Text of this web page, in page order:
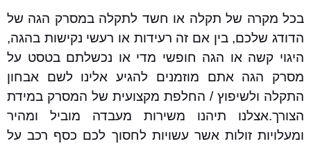
בכל מקרה של תקלה או חשד לתקלה במסרק הגה של
הדודג שלכם, בין אם זה רעידות או רעשי נקישות בהגה,
היגוי קשה או הגה חופשי מדי או נכשלתם בטסט על
מסרק הגה אתם מוזמנים להגיע אלינו לשם אבחון
התקלה ולשיפוץ / החלפת מקצועית של המסרק במידת
הצורך.אצלנו תיהנו משירות מעבדה מוביל ומהיר
ומעלויות זולות אשר עשויות לחסוך לכם כסף רכב על